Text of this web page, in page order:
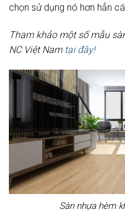
chọn sử dụng nó hơn hẳn
Tham khảo một số mẫu
NC Việt Nam tại đây!
Sàn nhựa hèm